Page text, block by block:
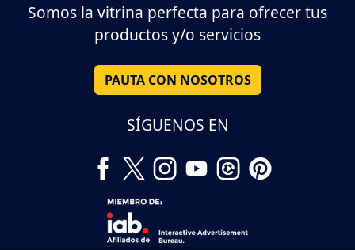
Somos la vitrina perfecta para ofrecer tus
productos y/o servicios
PAUTA CON NOSOTROS
SÍGUENOS EN